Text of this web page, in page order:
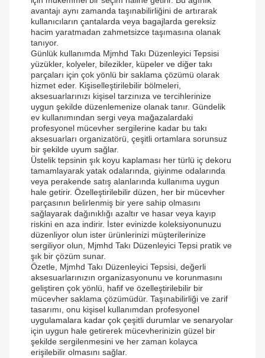
avantajı aynı zamanda taşınabilirliğini de artırarak
kullanıcıların çantalarda veya bagajlarda gereksiz
hacim yaratmadan zahmetsizce taşımasına olanak
tanıyor.
Günlük kullanımda Mjmhd Takı Düzenleyici Tepsisi
yüzükler, kolyeler, bilezikler, küpeler ve diğer takı
parçaları için çok yönlü bir saklama çözümü olarak
hizmet eder. Kişiselleştirilebilir bölmeleri,
aksesuarlarınızı kişisel tarzınıza ve tercihlerinize
uygun şekilde düzenlemenize olanak tanır. Gündelik
ev kullanımından sergi veya mağazalardaki
profesyonel mücevher sergilerine kadar bu takı
aksesuarları organizatörü, çeşitli ortamlara sorunsuz
bir şekilde uyum sağlar.
Üstelik tepsinin şık koyu kaplaması her türlü iç dekoru
tamamlayarak yatak odalarında, giyinme odalarında
veya perakende satış alanlarında kullanıma uygun
hale getirir. Özelleştirilebilir düzen, her bir mücevher
parçasının belirlenmiş bir yere sahip olmasını
sağlayarak dağınıklığı azaltır ve hasar veya kayıp
riskini en aza indirir. İster evinizde koleksiyonunuzu
düzenliyor olun ister ürünlerinizi müşterilerinize
sergiliyor olun, Mjmhd Takı Düzenleyici Tepsi pratik ve
şık bir çözüm sunar.
Özetle, Mjmhd Takı Düzenleyici Tepsisi, değerli
aksesuarlarınızın organizasyonunu ve korunmasını
geliştiren çok yönlü, hafif ve özelleştirilebilir bir
mücevher saklama çözümüdür. Taşınabilirliği ve zarif
tasarımı, onu kişisel kullanımdan profesyonel
uygulamalara kadar çok çeşitli durumlar ve senaryolar
için uygun hale getirerek mücevherinizin güzel bir
şekilde sergilenmesini ve her zaman kolayca
erişilebilir olmasını sağlar.